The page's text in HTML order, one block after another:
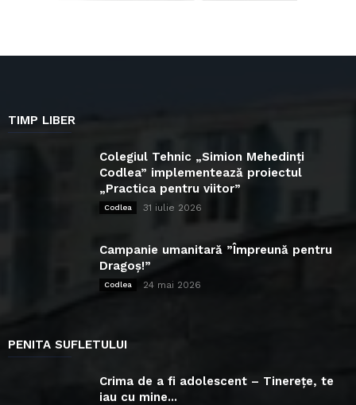
TIMP LIBER
Colegiul Tehnic „Simion Mehedinți
Codlea” implementează proiectul
„Practica pentru viitor”
Codlea 31 iulie 2026
Campanie umanitară ”Împreună pentru
Dragoș!”
Codlea 24 mai 2026
PENITA SUFLETULUI
Crima de a fi adolescent – Tinerețe, te
iau cu mine...